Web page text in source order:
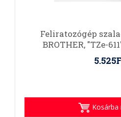
Feliratozógép
BROTHER, "TZe-
Kosárba